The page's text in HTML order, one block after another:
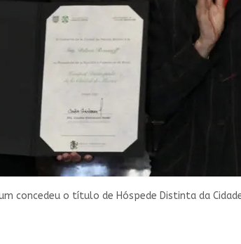
concedeu o título de Hóspede Distinta da